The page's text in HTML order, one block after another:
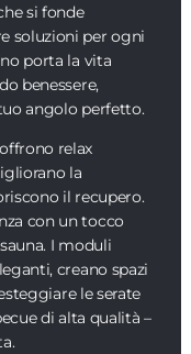
si fonde
soluzioni per ogni
porta la vita
benessere,
angolo perfetto.
relax
la
il recupero.
con un tocco
I moduli
creano spazi
le serate
di alta qualità –